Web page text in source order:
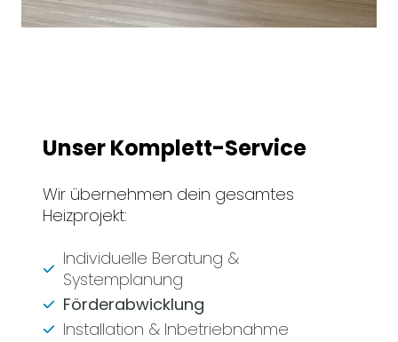
Unser Komplett-Service
Wir übernehmen dein gesamtes
Heizprojekt:
Individuelle Beratung &
Systemplanung
Förderabwicklung
Installation & Inbetriebnahme